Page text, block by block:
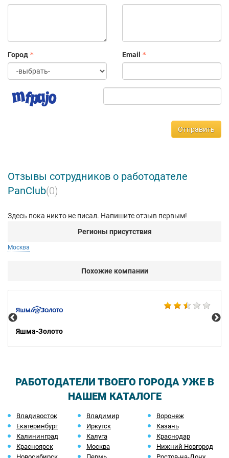
капсулы и подборки, вдохновят вас на новые модные
вы не знали, но мы — та самая сеть культовых магазинов
Pandora, которая открылась в 2010 году. Спустя 13 лет нам
захотелось стать еще более узнаваемыми и пойти навстречу
модным переменам, поэтому в 2023 году мы приняли важное
решение — совершить ребрендинг компании. Теперь с нами
сотрудничают разные дизайнеры. При этом, мы остаемся
официальными представителями эксклюзивного бренда
PanClub — это не просто сеть ювелирных магазинов, а
сплоченное комьюнити, нацеленное сделать каждого клиента
Город Email
Отправить
Отзывы сотрудников о работодателе
PanClub(0)
Здесь пока никто не писал. Напишите отзыв первым!
Регионы присутствия
Москва
Похожие компании
Яшма-Золото
РАБОТОДАТЕЛИ ТВОЕГО ГОРОДА УЖЕ В
НАШЕМ КАТАЛОГЕ
Владивосток Владимир
Воронеж
Екатеринбург
Иркутск
Казань
Калининград
Калуга
Краснодар
Красноярск
Москва
Нижний Новгород